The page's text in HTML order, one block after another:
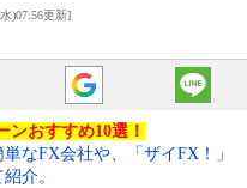
)07:56更新]
ンおすすめ10選！
なFX会社や、「ザイFX！」
介。